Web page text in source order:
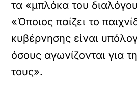
τα «μπλόκα του
«Όποιος παίζει το
κυβέρνησης είναι
όσους αγωνίζονται για
τους».